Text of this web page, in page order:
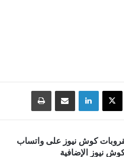
فيسبوك ‫X لينكدإن مشاركة عبر البريد
كوش نيوز على واتساب
نيوز الإضافية